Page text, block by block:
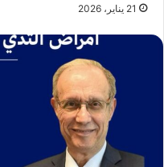
21 يناير، 2026